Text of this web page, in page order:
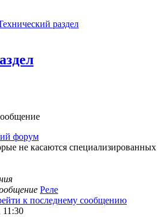
раздел
форум
не касаются специализированных
Реле
к последнему сообщению
11:30